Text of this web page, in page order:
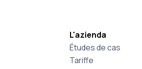
L'azienda
Études de cas
Tariffe